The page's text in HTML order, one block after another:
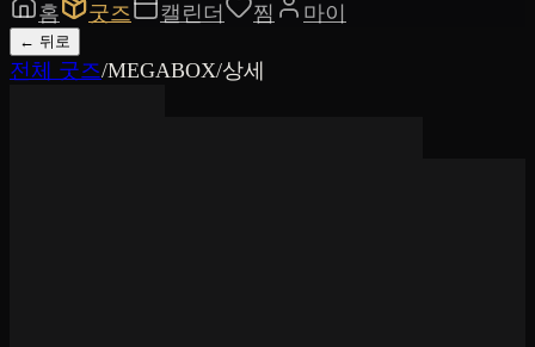
홈
굿즈 캘린더 찜 마이
← 뒤로
전체 굿즈/MEGABOX/상세